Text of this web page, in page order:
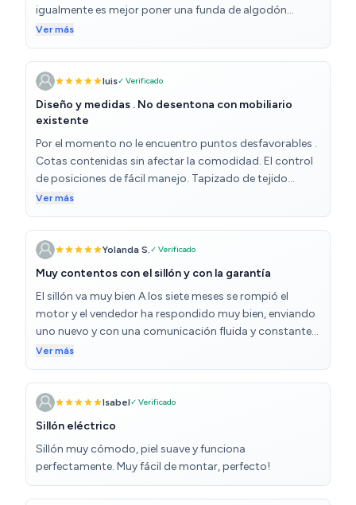
igualmente es mejor poner una funda de algodón
porque el tejido es fibra regulera y fatal para verano.
Ver más
luis✓ Verificado
Diseño y medidas . No desentona con mobiliario
existente
Por el momento no le encuentro puntos desfavorables .
Cotas contenidas sin afectar la comodidad. El control
de posiciones de fácil manejo. Tapizado de tejido
transpirable. Color que en mi caso entona con el resto
de muebles. Envío muy bien embalado.
Ver más
Yolanda S. ✓ Verificado
Muy contentos con el sillón y con la garantía
El sillón va muy bien A los siete meses se rompió el
motor y el vendedor ha respondido muy bien, enviando
uno nuevo y con una comunicación fluida y constante
Muy satisfecha
Ver más
Isabel✓ Verificado
Sillón eléctrico
Sillón muy cómodo, piel suave y funciona
perfectamente. Muy fácil de montar, perfecto!